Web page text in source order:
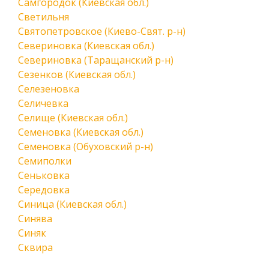
Светильня
Святопетровское (Киево-Свят. р-н)
Севериновка (Киевская обл.)
Севериновка (Таращанский р-н)
Сезенков (Киевская обл.)
Селезеновка
Селичевка
Селище (Киевская обл.)
Семеновка (Киевская обл.)
Семеновка (Обуховский р-н)
Семиполки
Сеньковка
Середовка
Синица (Киевская обл.)
Синява
Синяк
Сквира